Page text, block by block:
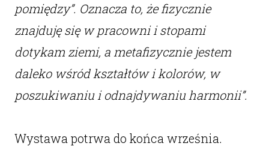
pomiędzy”. Oznacza to, że fizycznie
znajduję się w pracowni i stopami
dotykam ziemi, a metafizycznie jestem
daleko wśród kształtów i kolorów, w
poszukiwaniu i odnajdywaniu harmonii”.
Wystawa potrwa do końca września.